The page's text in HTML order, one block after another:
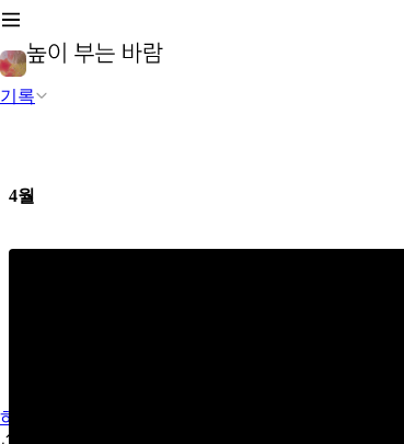
기록
하루
4월